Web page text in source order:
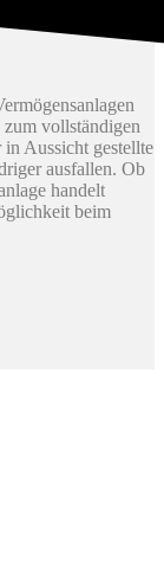
vollständigen
in Aussicht gestellte
ausfallen. Ob
handelt
beim